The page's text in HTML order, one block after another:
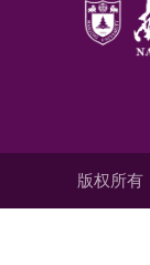
版权所有